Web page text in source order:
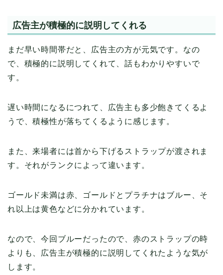
広告主が積極的に説明してくれる
まだ早い時間帯だと、広告主の方が元気です。なの
で、積極的に説明してくれて、話もわかりやすいで
す。
遅い時間になるにつれて、広告主も多少飽きてくるよ
うで、積極性が落ちてくるように感じます。
また、来場者には首から下げるストラップが渡されま
す。それがランクによって違います。
ゴールド未満は赤、ゴールドとプラチナはブルー、そ
れ以上は黄色などに分かれています。
なので、今回ブルーだったので、赤のストラップの時
よりも、広告主が積極的に説明してくれたような気が
します。